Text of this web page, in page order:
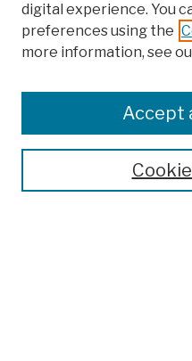
Colleges, Schools, Centers
Publications and Research
Theses, Dissertations, and
Open Educational
digital experience. You
preferences using the
more information, see
Accept